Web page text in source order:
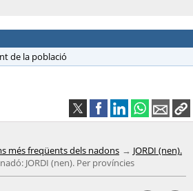
de la població
més freqüents dels nadons
JORDI (nen).
JORDI (nen). Per províncies